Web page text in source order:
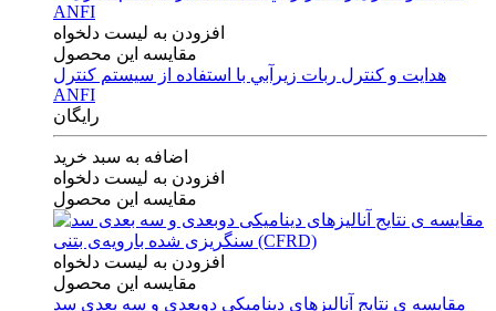
افزودن به لیست دلخواه
مقایسه این محصول
هدايت و كنترل ربات زيرآبي با استفاده از سيستم كنترل
ANFI
رایگان
اضافه به سبد خرید
افزودن به لیست دلخواه
مقایسه این محصول
افزودن به لیست دلخواه
مقایسه این محصول
مقایسه ی‌ نتایج آنالیزهای‌ دینامیکی‌ دوبعدی‌ و‌ سه بعدی‌ سد